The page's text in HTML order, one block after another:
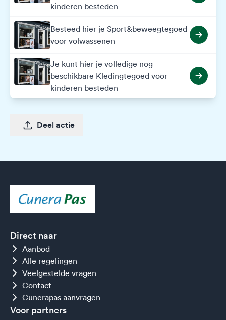
kinderen besteden
Besteed hier je Sport&beweegtegoed
voor volwassenen
Je kunt hier je volledige nog
beschikbare Kledingtegoed voor
kinderen besteden
Deel actie
Direct naar
Aanbod
Alle regelingen
Veelgestelde vragen
Contact
Cunerapas aanvragen
Voor partners